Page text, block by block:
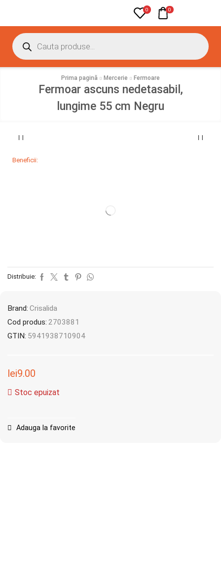
0 0
Prima pagină Mercerie Fermoare
Fermoar ascuns nedetasabil,
lungime 55 cm Negru
Beneficii:
Distribuie:
Brand: Crisalida
Cod produs: 2703881
GTIN: 5941938710904
lei9.00
Stoc epuizat
Adauga la favorite